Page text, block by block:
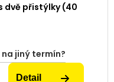
dvě přistýlky (40
jiný termín?
Detail